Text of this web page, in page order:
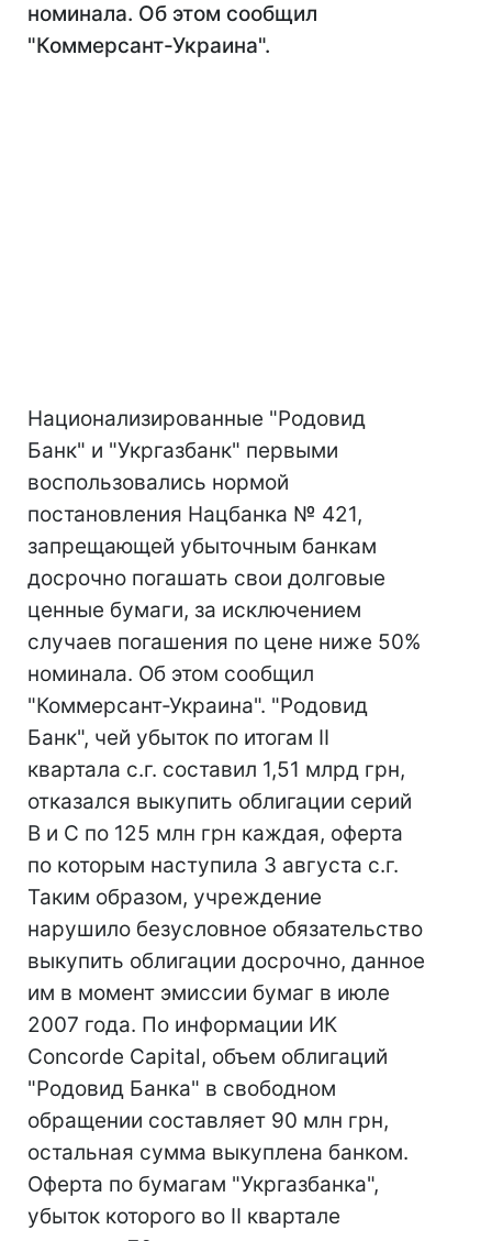
номинала. Об этом сообщил
"Коммерсант-Украина".
Национализированные "Родовид
Банк" и "Укргазбанк" первыми
воспользовались нормой
постановления Нацбанка № 421,
запрещающей убыточным банкам
досрочно погашать свои долговые
ценные бумаги, за исключением
случаев погашения по цене ниже 50%
номинала. Об этом сообщил
"Коммерсант-Украина". "Родовид
Банк", чей убыток по итогам II
квартала с.г. составил 1,51 млрд грн,
отказался выкупить облигации серий
В и С по 125 млн грн каждая, оферта
по которым наступила 3 августа с.г.
Таким образом, учреждение
нарушило безусловное обязательство
выкупить облигации досрочно, данное
им в момент эмиссии бумаг в июле
2007 года. По информации ИК
Concorde Capital, объем облигаций
"Родовид Банка" в свободном
обращении составляет 90 млн грн,
остальная сумма выкуплена банком.
Оферта по бумагам "Укргазбанка",
убыток которого во II квартале